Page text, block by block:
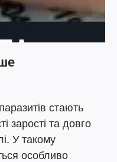
стають
зарості та довго
У такому
особливо